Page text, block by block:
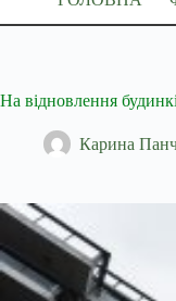
На відновлення
Карина